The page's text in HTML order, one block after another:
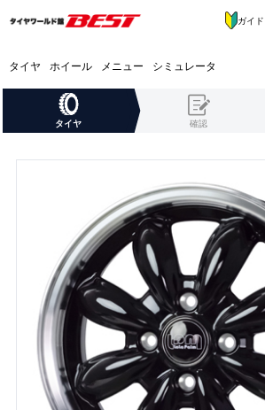
タイヤ ホイール メニュー シミュレータ
ガイド
タイヤ 確認